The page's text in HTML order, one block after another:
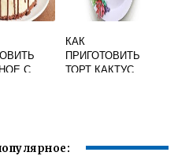
С
КАК
ПРИГОТОВИТЬ
ТОРТ КАКТУС